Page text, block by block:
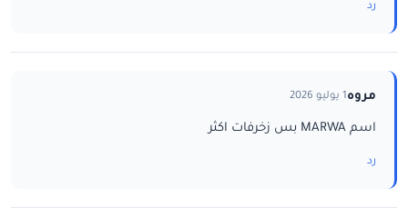
رد
مروه1 يوليو 2026
اسم MARWA بس زخرفات اكثر
رد